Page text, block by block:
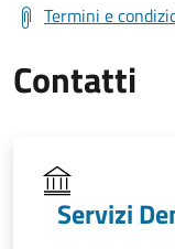
Termini e
Contatti
Servizi